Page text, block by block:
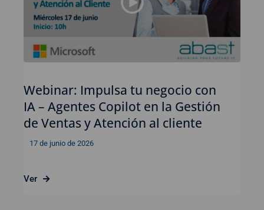
Webinar: Impulsa tu negocio con
IA – Agentes Copilot en la Gestión
de Ventas y Atención al cliente
17 de junio de 2026
Ver